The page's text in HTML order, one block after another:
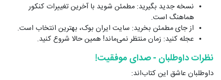
نسخه جدید بگیرید: مطمئن شوید با آخرین تغییرات کنکور
هماهنگ است.
از جای مطمئن بخرید: سایت ایران بوک، بهترین انتخاب‌ است.
عجله کنید: زمان منتظر نمی‌ماند! همین حالا شروع کنید.
نظرات داوطلبان - صدای موفقیت!
داوطلبان عاشق این کتاب‌اند: